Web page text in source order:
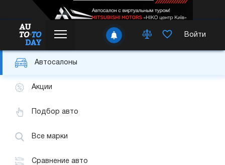
Войти
Автосалоны
Акции
Подбор авто
Все марки
Сравнение авто